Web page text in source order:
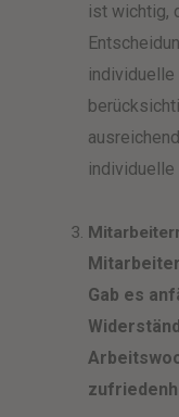
ist wichtig,
individuelle
Gab es